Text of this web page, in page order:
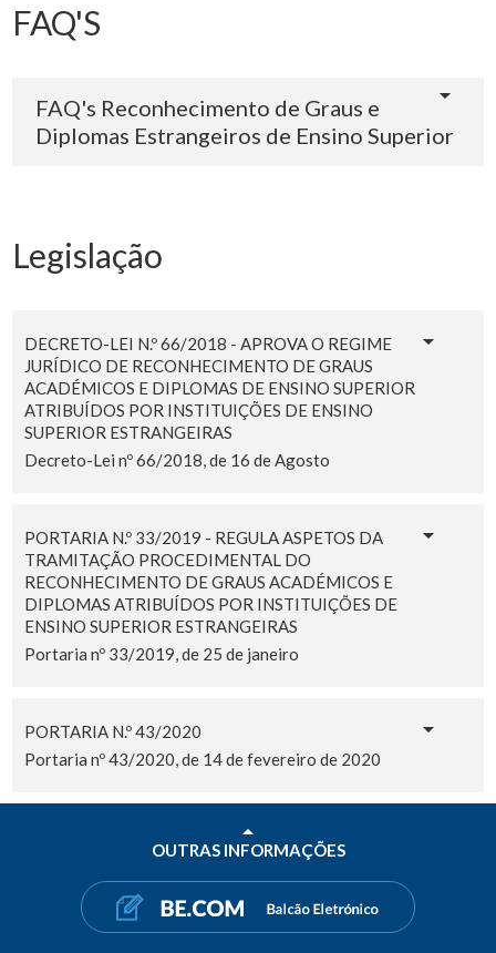
FAQ'S
FAQ's Reconhecimento de Graus e
Diplomas Estrangeiros de Ensino Superior
Legislação
DECRETO-LEI N.º 66/2018 - APROVA O REGIME
JURÍDICO DE RECONHECIMENTO DE GRAUS
ACADÉMICOS E DIPLOMAS DE ENSINO SUPERIOR
ATRIBUÍDOS POR INSTITUIÇÕES DE ENSINO
SUPERIOR ESTRANGEIRAS
Decreto-Lei nº 66/2018, de 16 de Agosto
PORTARIA N.º 33/2019 - REGULA ASPETOS DA
TRAMITAÇÃO PROCEDIMENTAL DO
RECONHECIMENTO DE GRAUS ACADÉMICOS E
DIPLOMAS ATRIBUÍDOS POR INSTITUIÇÕES DE
ENSINO SUPERIOR ESTRANGEIRAS
Portaria nº 33/2019, de 25 de janeiro
PORTARIA N.º 43/2020
Portaria nº 43/2020, de 14 de fevereiro de 2020
OUTRAS INFORMAÇÕES